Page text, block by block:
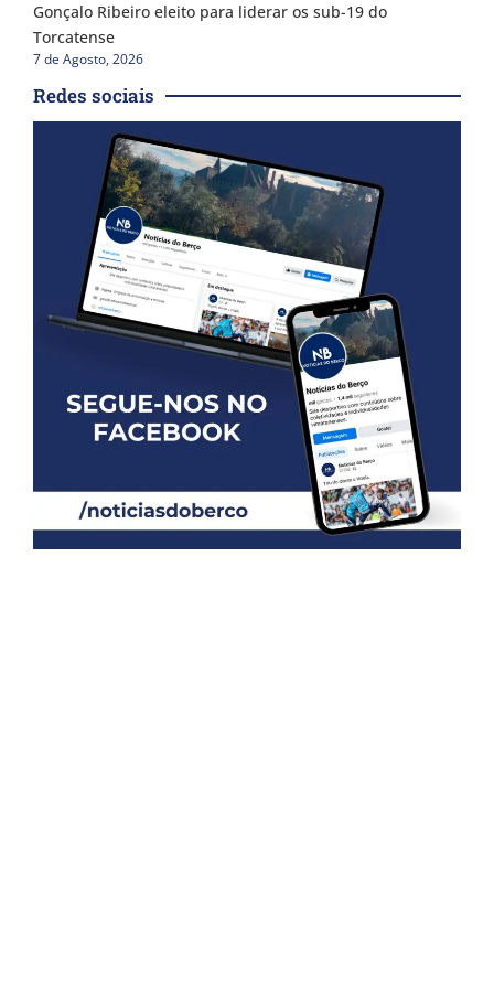
Gonçalo Ribeiro eleito para liderar os sub-19 do
Torcatense
7 de Agosto, 2026
Redes sociais